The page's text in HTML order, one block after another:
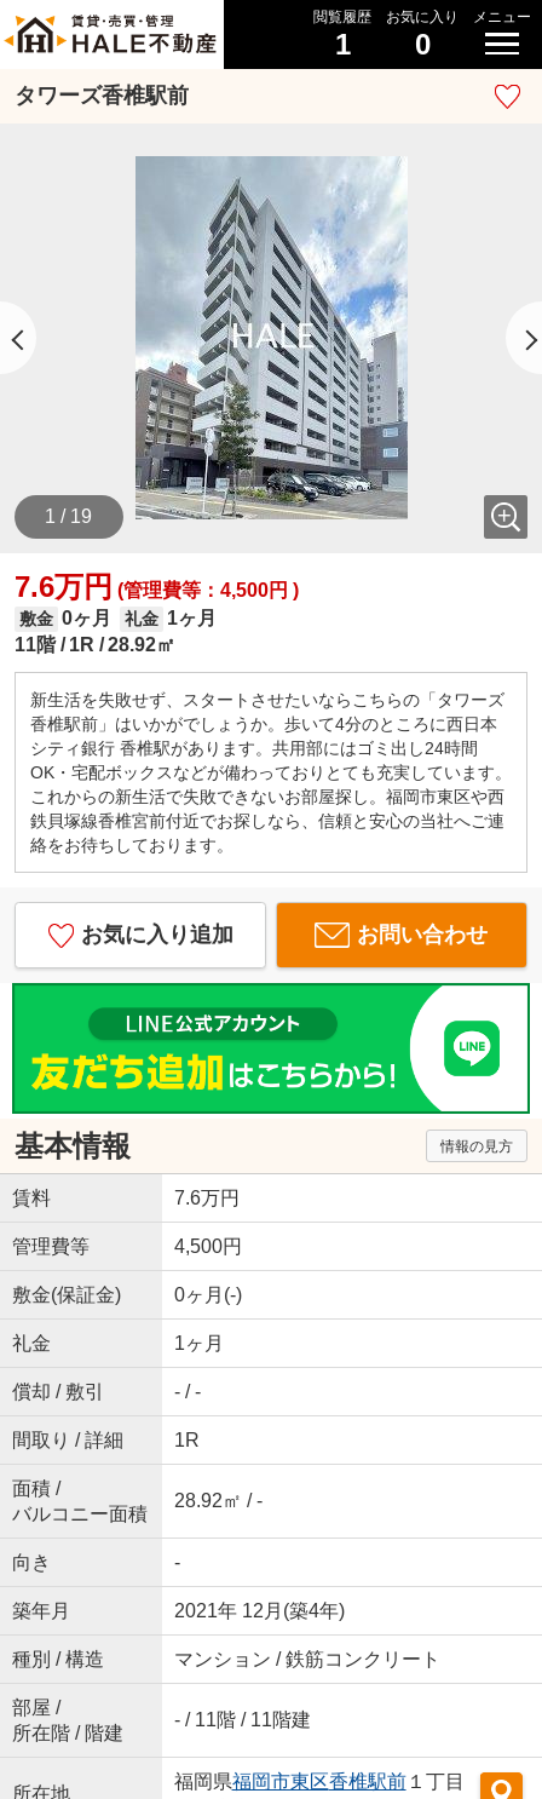
閲覧履歴
1
お気に入り
0
メニュー
タワーズ香椎駅前
1 / 19
7.6万円 (管理費等：4,500円 )
敷金 0ヶ月 礼金 1ヶ月
11階
1R 28.92㎡
新生活を失敗せず、スタートさせたいならこちらの「タワーズ
香椎駅前」はいかがでしょうか。歩いて4分のところに西日本
シティ銀行 香椎駅があります。共用部にはゴミ出し24時間
OK・宅配ボックスなどが備わっておりとても充実しています。
これからの新生活で失敗できないお部屋探し。福岡市東区や西
鉄貝塚線香椎宮前付近でお探しなら、信頼と安心の当社へご連
絡をお待ちしております。
お気に入り追加 お問い合わせ
基本情報 情報の見方
賃料 7.6万円
管理費等 4,500円
敷金(保証金) 0ヶ月(-)
礼金 1ヶ月
償却 / 敷引 - / -
間取り / 詳細 1R
面積 /
バルコニー面積
28.92㎡ / -
向き -
築年月 2021年 12月(築4年)
種別 / 構造 マンション / 鉄筋コンクリート
部屋 /
所在階 / 階建
- / 11階 / 11階建
所在地
福岡県福岡市東区香椎駅前１丁目